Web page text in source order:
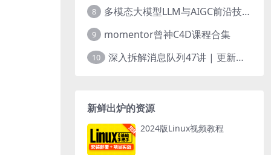
8 多模态大模型LLM与AIGC前沿技术实战
9 momentor曾神C4D课程合集
10 深入拆解消息队列47讲 | 更新完结
新鲜出炉的资源
2024版Linux视频教程